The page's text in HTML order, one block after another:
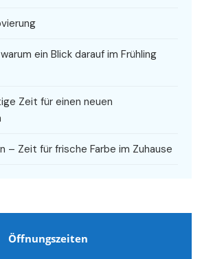
ein Blick darauf im Frühling
Zeit für einen neuen
– Zeit für frische Farbe im Zuhause
Öffnungszeiten